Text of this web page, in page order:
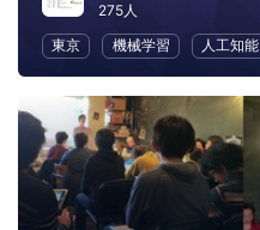
275人
東京
機械学習 人工知能